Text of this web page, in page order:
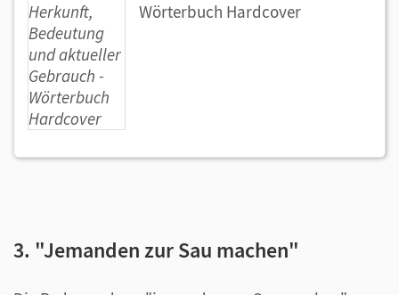
Wörterbuch Hardcover
3. "Jemanden zur Sau machen"